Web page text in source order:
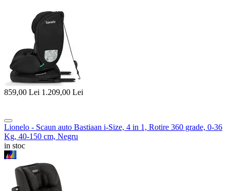
859,00 Lei 1.209,00 Lei
Lionelo - Scaun auto Bastiaan i-Size, 4 in 1, Rotire 360 grade, 0-36
Kg, 40-150 cm, Negru
in stoc